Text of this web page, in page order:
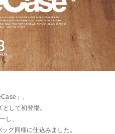
」。
して初登場。
し、
グ同様に仕込みました。